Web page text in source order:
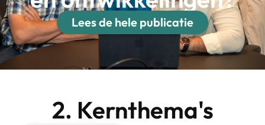
Lees de hele publicatie
2. Kernthema's